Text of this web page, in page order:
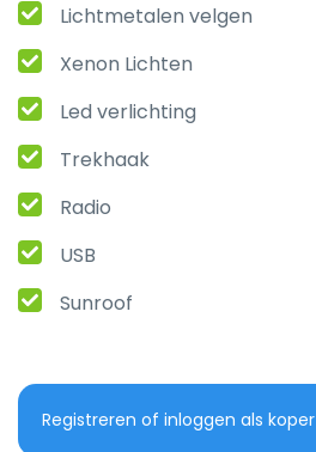
Lichtmetalen velgen
Xenon Lichten
Led verlichting
Trekhaak
Radio
USB
Sunroof
Registreren of inloggen als koper